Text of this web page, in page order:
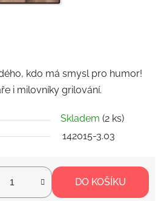
kdo má smysl pro humor!
i milovníky grilování.
Skladem (2 ks)
142015-3.03
DO KOŠÍKU